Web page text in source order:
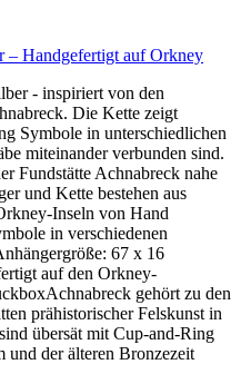
– Handgefertigt auf Orkney
- inspiriert von den
Die Kette zeigt
Symbole in unterschiedlichen
miteinander verbunden sind.
Fundstätte Achnabreck nahe
und Kette bestehen aus
Inseln von Hand
in verschiedenen
67 x 16
auf den Orkney-
gehört zu den
prähistorischer Felskunst in
übersät mit Cup-and-Ring
und der älteren Bronzezeit